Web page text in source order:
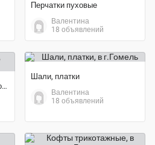
Перчатки пуховые
Валентина
18 объявлений
Платки трикотажные, шелковые
Шали, платки
Валентина
18 объявлений